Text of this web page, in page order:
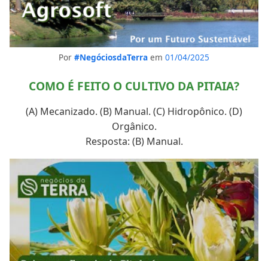
Por #NegóciosdaTerra em 01/04/2025
COMO É FEITO O CULTIVO DA PITAIA?
(A) Mecanizado. (B) Manual. (C) Hidropônico. (D)
Orgânico.
Resposta: (B) Manual.